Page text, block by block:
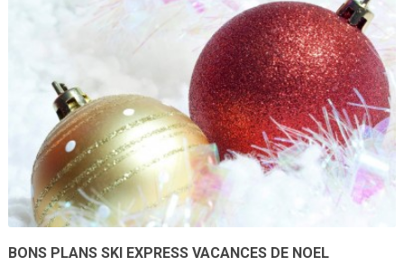
BONS PLANS SKI EXPRESS VACANCES DE NOEL